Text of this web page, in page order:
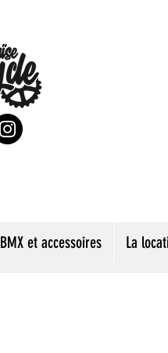
BMX et accessoires La